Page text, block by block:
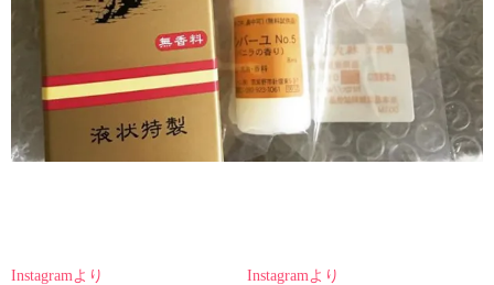
Instagramより Instagramより